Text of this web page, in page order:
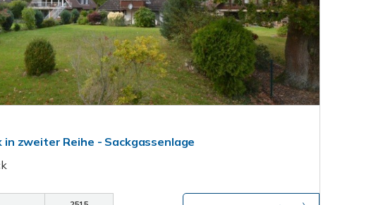
in zweiter Reihe - Sackgassenlage